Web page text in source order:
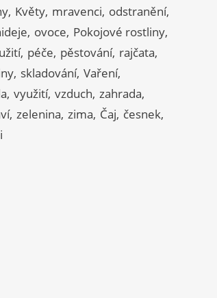
Květy mravenci odstranění
ovoce Pokojové rostliny
péče pěstování rajčata
skladování Vaření
využití vzduch zahrada
zelenina zima Čaj česnek